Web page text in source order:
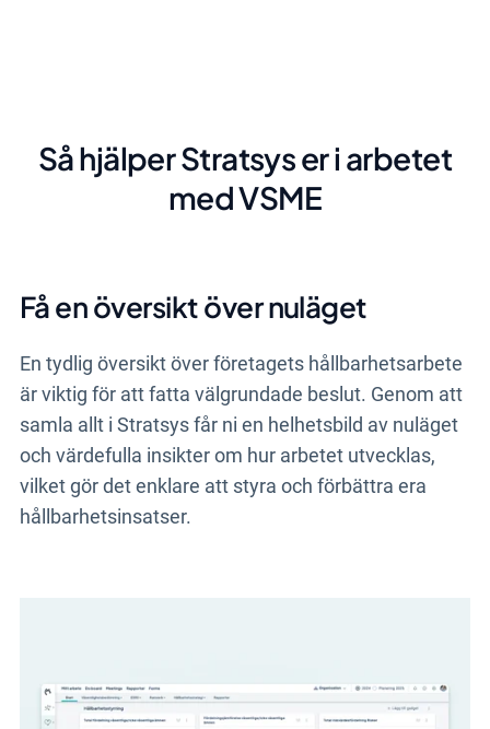
Så hjälper Stratsys er i arbetet
med VSME
Få en översikt över nuläget
En tydlig översikt över företagets hållbarhetsarbete
är viktig för att fatta välgrundade beslut. Genom att
samla allt i Stratsys får ni en helhetsbild av nuläget
och värdefulla insikter om hur arbetet utvecklas,
vilket gör det enklare att styra och förbättra era
hållbarhetsinsatser.